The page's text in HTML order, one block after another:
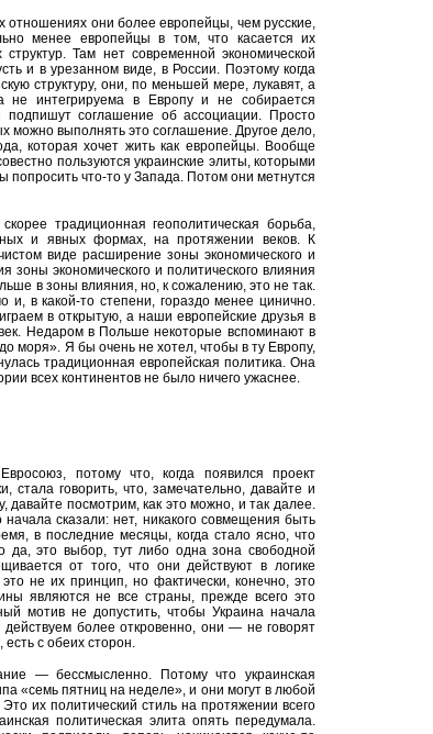
отношениях они более европейцы, чем русские,
менее европейцы в том, что касается их
Там нет современной экономической
и в урезанном виде, в России. Поэтому когда
структуру, они, по меньшей мере, лукавят, а
интегрируема в Европу и не собирается
соглашение об ассоциации. Просто
можно выполнять это соглашение. Другое дело,
которая хочет жить как европейцы. Вообще
пользуются украинские элиты, которыми
попросить что-то у Запада. Потом они метнутся
традиционная геополитическая борьба,
и явных формах, на протяжении веков. К
виде расширение зоны экономического и
экономического и политического влияния
в зоны влияния, но, к сожалению, это не так.
и, в какой-то степени, гораздо менее цинично.
в открытую, а наши европейские друзья в
Недаром в Польше некоторые вспоминают в
моря». Я бы очень не хотел, чтобы в ту Европу,
традиционная европейская политика. Она
всех континентов не было ничего ужаснее.
потому что, когда появился проект
стала говорить, что, замечательно, давайте и
давайте посмотрим, как это можно, и так далее.
сказали: нет, никакого совмещения быть
в последние месяцы, когда стало ясно, что
да, это выбор, тут либо одна зона свободной
от того, что они действуют в логике
не их принцип, но фактически, конечно, это
являются не все страны, прежде всего это
мотив не допустить, чтобы Украина начала
более откровенно, они — не говорят
с обеих сторон.
— бессмысленно. Потому что украинская
«семь пятниц на неделе», и они могут в любой
их политический стиль на протяжении всего
политическая элита опять передумала.